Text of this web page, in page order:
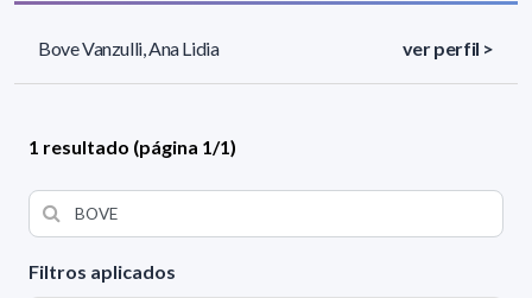
Filtros aplicados
Bove Vanzulli, Ana Lidia ver perfil >
1 resultado (página 1/1)